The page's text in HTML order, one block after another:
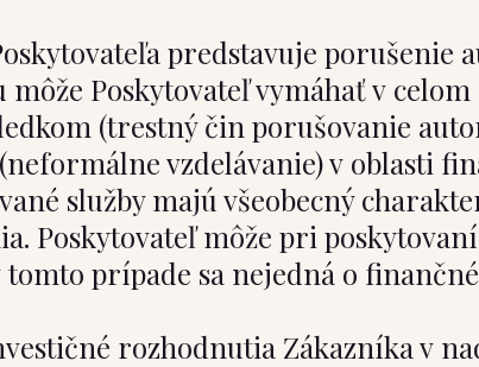
predstavuje porušenie
Poskytovateľ vymáhať v
(trestný čin porušovanie
vzdelávanie) v oblasti
služby majú všeobecný
Poskytovateľ môže pri
prípade sa nejedná o
rozhodnutia Zákazníka v